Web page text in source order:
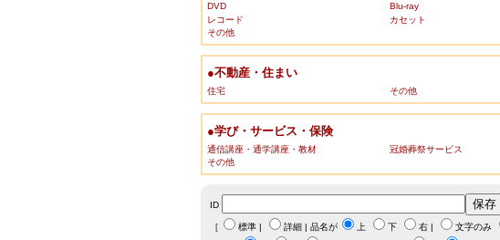
DVD Blu-ray
レコード
カセット
その他
●不動産・住まい
住宅 その他
●学び・サービス・保険
通信講座・通学講座・教材 冠婚葬祭サービス
その他
ID
［ 標準 | 詳細 | 品名が 上 下 右 | 文字のみ